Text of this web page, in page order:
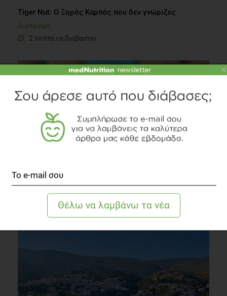
Tiger Nut: Ο Ξηρός Καρπός που δεν γνώριζες
Διατροφή
2 λεπτά να διαβαστεί
Υγιεινή διατροφή σε περιόδους… ισχνών αγελάδων
3 λεπτά να διαβαστεί
×